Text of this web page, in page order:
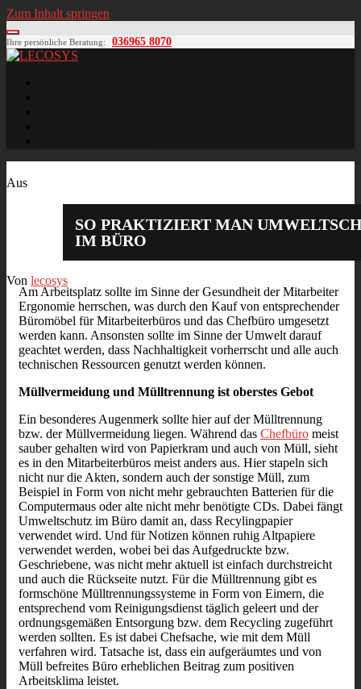
Zum Inhalt springen
Ihre persönliche Beratung: 036965 8070
Aus
SO PRAKTIZIERT MAN
IM BÜRO
Von lecosys
Am Arbeitsplatz sollte im Sinne der Gesundheit der Mitarbeiter
Ergonomie herrschen, was durch den Kauf von entsprechender
Büromöbel für Mitarbeiterbüros und das Chefbüro umgesetzt
werden kann. Ansonsten sollte im Sinne der Umwelt darauf
geachtet werden, dass Nachhaltigkeit vorherrscht und alle auch
technischen Ressourcen genutzt werden können.
Müllvermeidung und Mülltrennung ist oberstes Gebot
Ein besonderes Augenmerk sollte hier auf der Mülltrennung
bzw. der Müllvermeidung liegen. Während das Chefbüro meist
sauber gehalten wird von Papierkram und auch von Müll, sieht
es in den Mitarbeiterbüros meist anders aus. Hier stapeln sich
nicht nur die Akten, sondern auch der sonstige Müll, zum
Beispiel in Form von nicht mehr gebrauchten Batterien für die
Computermaus oder alte nicht mehr benötigte CDs. Dabei fängt
Umweltschutz im Büro damit an, dass Recylingpapier
verwendet wird. Und für Notizen können ruhig Altpapiere
verwendet werden, wobei bei das Aufgedruckte bzw.
Geschriebene, was nicht mehr aktuell ist einfach durchstreicht
und auch die Rückseite nutzt. Für die Mülltrennung gibt es
formschöne Mülltrennungssysteme in Form von Eimern, die
entsprechend vom Reinigungsdienst täglich geleert und der
ordnungsgemäßen Entsorgung bzw. dem Recycling zugeführt
werden sollten. Es ist dabei Chefsache, wie mit dem Müll
verfahren wird. Tatsache ist, dass ein aufgeräumtes und von
Müll befreites Büro erheblichen Beitrag zum positiven
Arbeitsklima leistet.